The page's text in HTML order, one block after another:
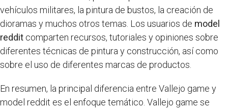
vehículos militares, la pintura de bustos, la creación de
dioramas y muchos otros temas. Los usuarios de model
reddit comparten recursos, tutoriales y opiniones sobre
diferentes técnicas de pintura y construcción, así como
sobre el uso de diferentes marcas de productos.
En resumen, la principal diferencia entre Vallejo game y
model reddit es el enfoque temático. Vallejo game se